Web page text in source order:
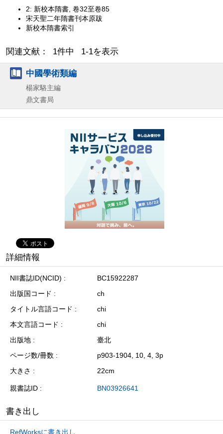
2: 新校本隋書, 卷32至卷85
宋天聖二年隋書刊本原跋
新校本隋書索引
関連文献： 1件中 1-1を表示
中國學術類編
楊家駱主編
鼎文書局
詳細情報
NII書誌ID(NCID)
BC15922287
出版国コード
ch
タイトル言語コード
chi
本文言語コード
chi
出版地
臺北
ページ数/冊数
p903-1904, 10, 4, 3p
大きさ
22cm
親書誌ID BN03926641
書き出し
RefWorksに書き出し